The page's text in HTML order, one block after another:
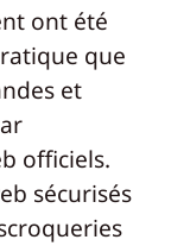
ont été
que
et
officiels.
sécurisés